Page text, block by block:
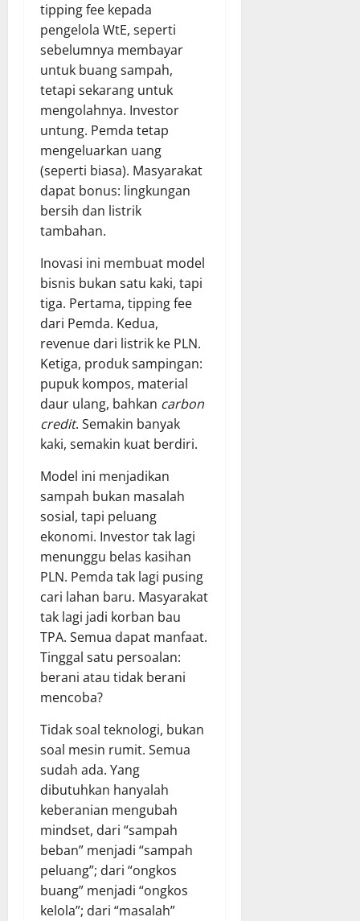
tipping fee kepada
pengelola WtE, seperti
sebelumnya membayar
untuk buang sampah,
tetapi sekarang untuk
mengolahnya. Investor
untung. Pemda tetap
mengeluarkan uang
(seperti biasa). Masyarakat
dapat bonus: lingkungan
bersih dan listrik
tambahan.
Inovasi ini membuat model
bisnis bukan satu kaki, tapi
tiga. Pertama, tipping fee
dari Pemda. Kedua,
revenue dari listrik ke PLN.
Ketiga, produk sampingan:
pupuk kompos, material
daur ulang, bahkan carbon
credit. Semakin banyak
kaki, semakin kuat berdiri.
Model ini menjadikan
sampah bukan masalah
sosial, tapi peluang
ekonomi. Investor tak lagi
menunggu belas kasihan
PLN. Pemda tak lagi pusing
cari lahan baru. Masyarakat
tak lagi jadi korban bau
TPA. Semua dapat manfaat.
Tinggal satu persoalan:
berani atau tidak berani
mencoba?
Tidak soal teknologi, bukan
soal mesin rumit. Semua
sudah ada. Yang
dibutuhkan hanyalah
keberanian mengubah
mindset, dari “sampah
beban” menjadi “sampah
peluang”; dari “ongkos
buang” menjadi “ongkos
kelola”; dari “masalah”